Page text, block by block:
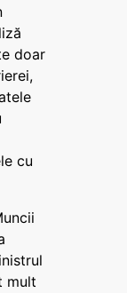
doar
cu
mult